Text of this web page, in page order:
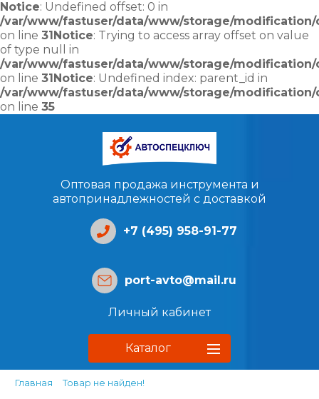
Notice: Undefined offset: 0 in
/var/www/fastuser/data/www/storage/
on line 31Notice: Trying to access array offset on value
of type null in
/var/www/fastuser/data/www/storage/
on line 31Notice: Undefined index: parent_id in
/var/www/fastuser/data/www/storage/
on line 35
Оптовая продажа инструмента и
автопринадлежностей с доставкой
+7 (495) 958-91-77
port-avto@mail.ru
Личный кабинет
Каталог
Главная Товар не найден!